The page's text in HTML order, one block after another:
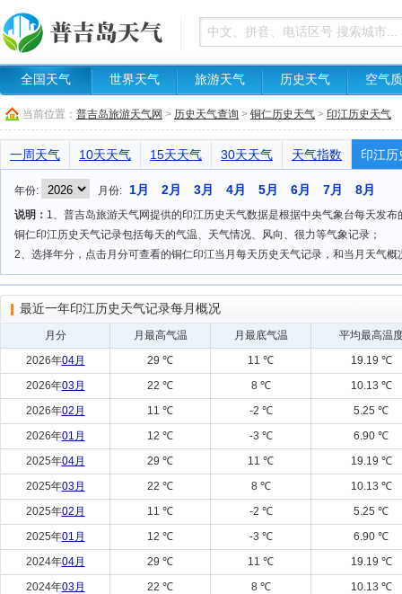
全国天气 世界天气 旅游天气 历史天气 空气
当前位置： 普吉岛旅游天气网 > 历史天气查询 > 铜仁历史天气 > 印江历史天气
一周天气 10天天气 15天天气 30天天气 天气指数 印江历
年份: 月份: 1月 2月 3月 4月 5月 6月 7月 8月
说明： 1、普吉岛旅游天气网提供的印江历史天气数据是根据中央气象台每天发
铜仁印江历史天气记录包括每天的气温、天气情况、风向、很力等气象记录；
2、选择年分，点击月分可查看的铜仁印江当月每天历史天气记录，和当月天气概
最近一年印江历史天气记录每月概况
月分 月最高气温 月最底气温
平均最高温
2026年04月 29 ℃ 11 ℃
19.19 ℃
2026年03月 22 ℃ 8 ℃
10.13 ℃
2026年02月 11 ℃ -2 ℃
5.25 ℃
2026年01月 12 ℃ -3 ℃
6.90 ℃
2025年04月 29 ℃ 11 ℃
19.19 ℃
2025年03月 22 ℃ 8 ℃
10.13 ℃
2025年02月 11 ℃ -2 ℃
5.25 ℃
2025年01月 12 ℃ -3 ℃
6.90 ℃
2024年04月 29 ℃ 11 ℃
19.19 ℃
2024年03月 22 ℃ 8 ℃
10.13 ℃